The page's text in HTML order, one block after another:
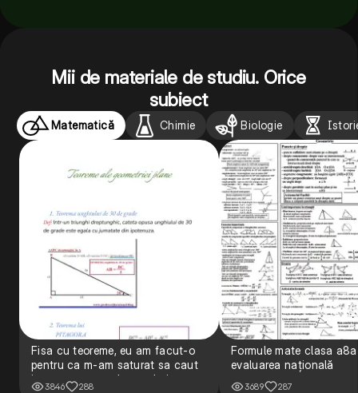
Mii de materiale de studiu. Orice
subiect
Matematică Chimie Biologie
Fisa cu teoreme, eu am facut-o
pentru ca m-am saturat sa caut
intr-una pe google cand uit ceva
3846 288
Formule mate clasa a8a
evaluarea națională
3689 287